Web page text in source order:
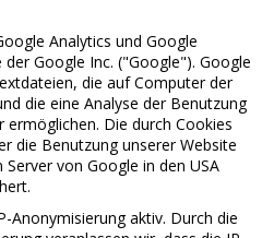
Analytics und Google
Google Inc. ("Google"). Google
die auf Computer der
die eine Analyse der Benutzung
Die durch Cookies
die Benutzung unserer Website
von Google in den USA
Anonymisierung aktiv. Durch die